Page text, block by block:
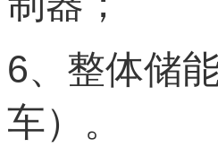
6、整体储
车）。